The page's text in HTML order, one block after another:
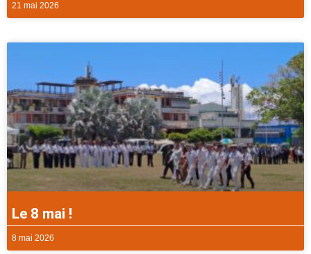
21 mai 2026
Le 8 mai !
8 mai 2026